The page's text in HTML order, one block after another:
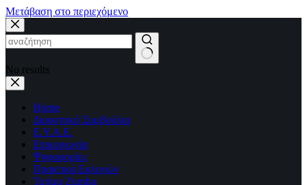
Μετάβαση στο περιεχόμενο
No results
Home
Διοικητικό Συμβούλιο
Ε.Υ.Α.Ε.
Επικοινωνία
Ψηφοφορίες
Πρακτικά Εκλογών
Τμήμα Zumba